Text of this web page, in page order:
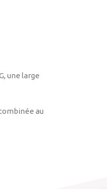
une large
au